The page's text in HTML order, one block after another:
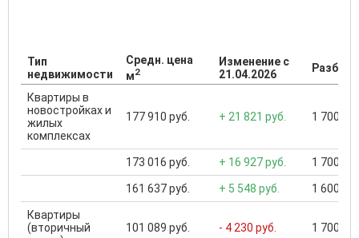
Тип
недвижимости
Средн. цена
м2
Изменение с
21.04.2026
Квартиры в
новостройках и
жилых
комплексах
177 910 руб. + 21 821 руб. 1 700
173 016 руб. + 16 927 руб. 1 700
161 637 руб. + 5 548 руб. 1 600
Квартиры
(вторичный
101 089 руб. - 4 230 руб. 1 700